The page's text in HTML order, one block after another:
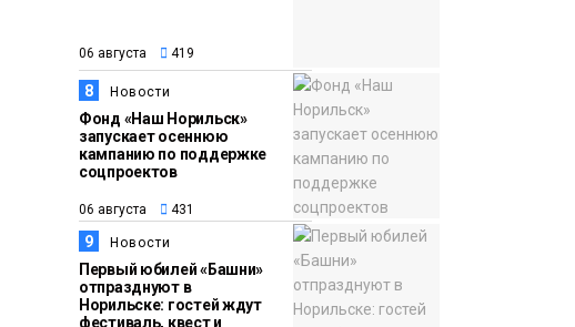
06 августа 419
8 Новости
Фонд «Наш Норильск»
запускает осеннюю
кампанию по поддержке
соцпроектов
06 августа 431
9 Новости
Первый юбилей «Башни»
отпразднуют в
Норильске: гостей ждут
фестиваль, квест и